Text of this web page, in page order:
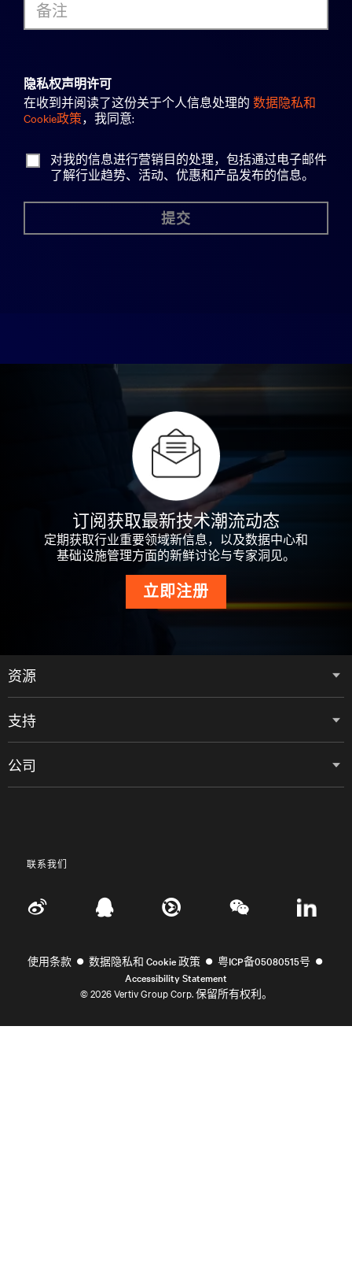
备注
隐私权声明许可
在收到并阅读了这份关于个人信息处理的 数据隐私和
Cookie政策，我同意:
对我的信息进行营销目的处理，包括通过电子邮件
了解行业趋势、活动、优惠和产品发布的信息。
提交
订阅获取最新技术潮流动态
定期获取行业重要领域新信息，以及数据中心和
基础设施管理方面的新鲜讨论与专家洞见。
立即注册
资源
支持
公司
联系我们
使用条款 • 数据隐私和 Cookie 政策 • 粤ICP备05080515号 •
Accessibility Statement
©2026 Vertiv Group Corp. 保留所有权利。